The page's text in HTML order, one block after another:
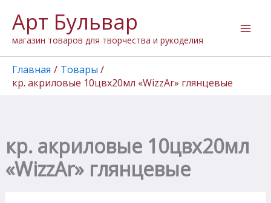
содержимому
Арт Бульвар
магазин товаров для творчества и рукоделия
Главная
Товары
кр. акриловые 10цвх20мл «WizzAr» глянцевые
кр. акриловые 10цвх20мл
«WizzAr» глянцевые